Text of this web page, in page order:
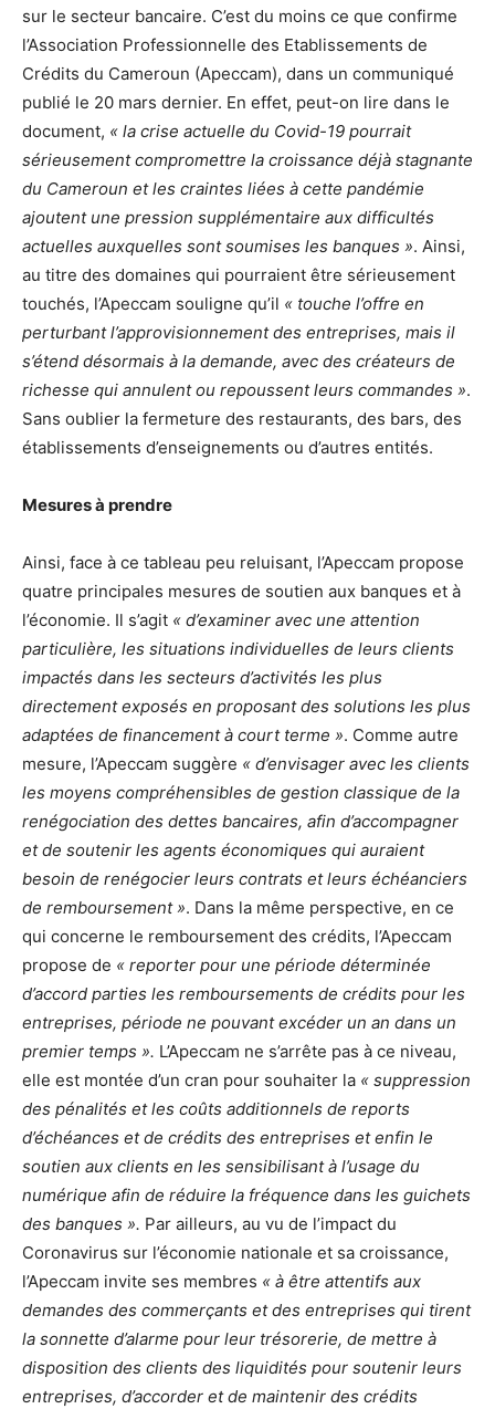
sur le secteur bancaire. C’est du moins ce que confirme
l’Association Professionnelle des Etablissements de
Crédits du Cameroun (Apeccam), dans un communiqué
publié le 20 mars dernier. En effet, peut-on lire dans le
document, « la crise actuelle du Covid-19 pourrait
sérieusement compromettre la croissance déjà stagnante
du Cameroun et les craintes liées à cette pandémie
ajoutent une pression supplémentaire aux difficultés
actuelles auxquelles sont soumises les banques ». Ainsi,
au titre des domaines qui pourraient être sérieusement
touchés, l’Apeccam souligne qu’il « touche l’offre en
perturbant l’approvisionnement des entreprises, mais il
s’étend désormais à la demande, avec des créateurs de
richesse qui annulent ou repoussent leurs commandes ».
Sans oublier la fermeture des restaurants, des bars, des
établissements d’enseignements ou d’autres entités.
Mesures à prendre
Ainsi, face à ce tableau peu reluisant, l’Apeccam propose
quatre principales mesures de soutien aux banques et à
l’économie. Il s’agit « d’examiner avec une attention
particulière, les situations individuelles de leurs clients
impactés dans les secteurs d’activités les plus
directement exposés en proposant des solutions les plus
adaptées de financement à court terme ». Comme autre
mesure, l’Apeccam suggère « d’envisager avec les clients
les moyens compréhensibles de gestion classique de la
renégociation des dettes bancaires, afin d’accompagner
et de soutenir les agents économiques qui auraient
besoin de renégocier leurs contrats et leurs échéanciers
de remboursement ». Dans la même perspective, en ce
qui concerne le remboursement des crédits, l’Apeccam
propose de « reporter pour une période déterminée
d’accord parties les remboursements de crédits pour les
entreprises, période ne pouvant excéder un an dans un
premier temps ». L’Apeccam ne s’arrête pas à ce niveau,
elle est montée d’un cran pour souhaiter la « suppression
des pénalités et les coûts additionnels de reports
d’échéances et de crédits des entreprises et enfin le
soutien aux clients en les sensibilisant à l’usage du
numérique afin de réduire la fréquence dans les guichets
des banques ». Par ailleurs, au vu de l’impact du
Coronavirus sur l’économie nationale et sa croissance,
l’Apeccam invite ses membres « à être attentifs aux
demandes des commerçants et des entreprises qui tirent
la sonnette d’alarme pour leur trésorerie, de mettre à
disposition des clients des liquidités pour soutenir leurs
entreprises, d’accorder et de maintenir des crédits